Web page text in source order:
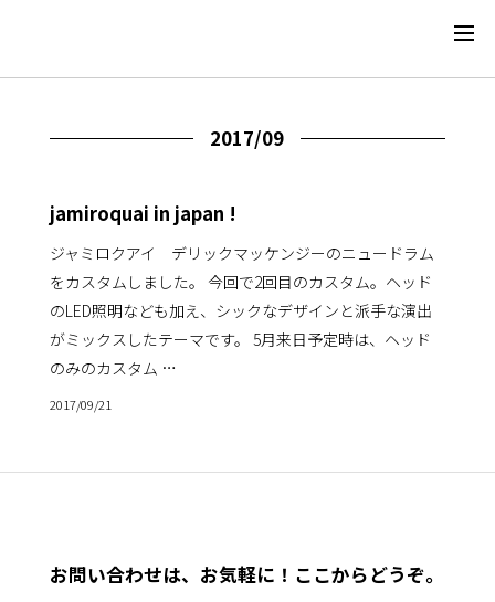
2017/09
jamiroquai in japan !
ジャミロクアイ デリックマッケンジーのニュードラム
をカスタムしました。 今回で2回目のカスタム。ヘッド
のLED照明なども加え、シックなデザインと派手な演出
がミックスしたテーマです。 5月来日予定時は、ヘッド
のみのカスタム …
2017/09/21
お問い合わせは、お気軽に！ここからどうぞ。